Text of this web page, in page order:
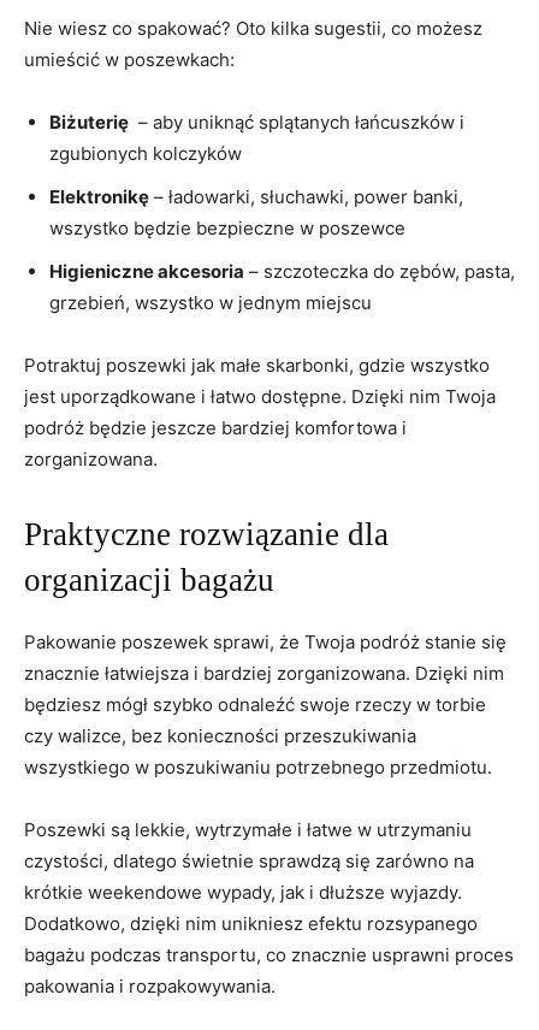
Nie wiesz co spakować? Oto kilka sugestii, co możesz
umieścić w poszewkach:
Biżuterię ​ – aby uniknąć ⁤splątanych łańcuszków i
zgubionych kolczyków
Elektronikę – ładowarki, słuchawki, power⁢ banki,
wszystko będzie ​bezpieczne w poszewce
Higieniczne akcesoria – szczoteczka do zębów, pasta,
grzebień, wszystko w jednym miejscu
Potraktuj poszewki jak małe skarbonki, gdzie wszystko
jest uporządkowane i łatwo dostępne. Dzięki nim Twoja
podróż będzie jeszcze bardziej ​komfortowa i
zorganizowana.
Praktyczne rozwiązanie dla ​
organizacji bagażu
Pakowanie poszewek‌ sprawi, że Twoja podróż stanie się
znacznie łatwiejsza i ‍bardziej zorganizowana. Dzięki nim
będziesz mógł szybko odnaleźć swoje rzeczy w⁢ torbie
czy walizce, bez konieczności⁤ przeszukiwania
wszystkiego w poszukiwaniu potrzebnego przedmiotu.
Poszewki są lekkie, wytrzymałe i łatwe w utrzymaniu
czystości, dlatego świetnie sprawdzą się zarówno na‌
krótkie weekendowe wypady, jak i⁤ dłuższe wyjazdy.
Dodatkowo, dzięki nim unikniesz efektu rozsypanego ​
bagażu podczas transportu, co znacznie usprawni proces
​pakowania ‌i rozpakowywania.